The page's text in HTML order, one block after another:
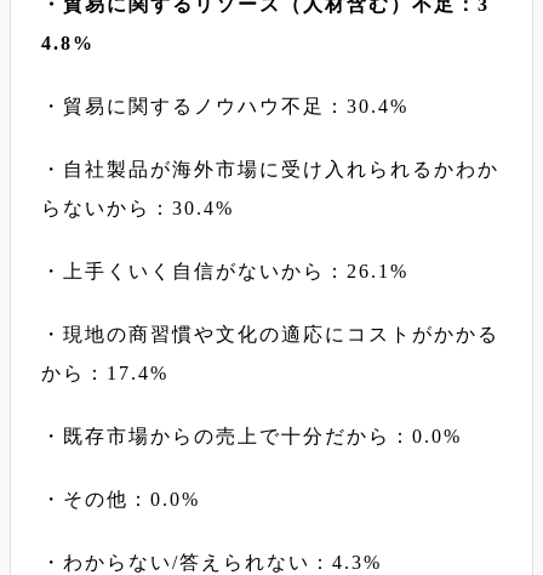
・貿易に関するリソース（人材含む）不足：3
4.8%
・貿易に関するノウハウ不足：30.4%
・自社製品が海外市場に受け入れられるかわか
らないから：30.4%
・上手くいく自信がないから：26.1%
・現地の商習慣や文化の適応にコストがかかる
から：17.4%
・既存市場からの売上で十分だから：0.0%
・その他：0.0%
・わからない/答えられない：4.3%